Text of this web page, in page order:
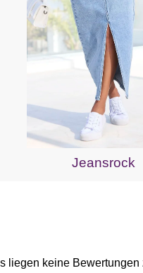
Jeansrock
liegen keine Bewertungen